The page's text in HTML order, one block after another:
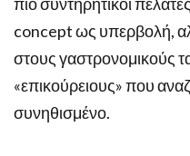
concept ως υπερβολή,
στους γαστρονομικούς
«επικούρειους» που
συνηθισμένο.